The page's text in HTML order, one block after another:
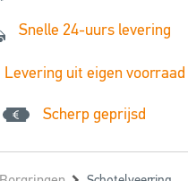
Snelle 24-uurs levering
Levering uit eigen voorraad
Scherp geprijsd